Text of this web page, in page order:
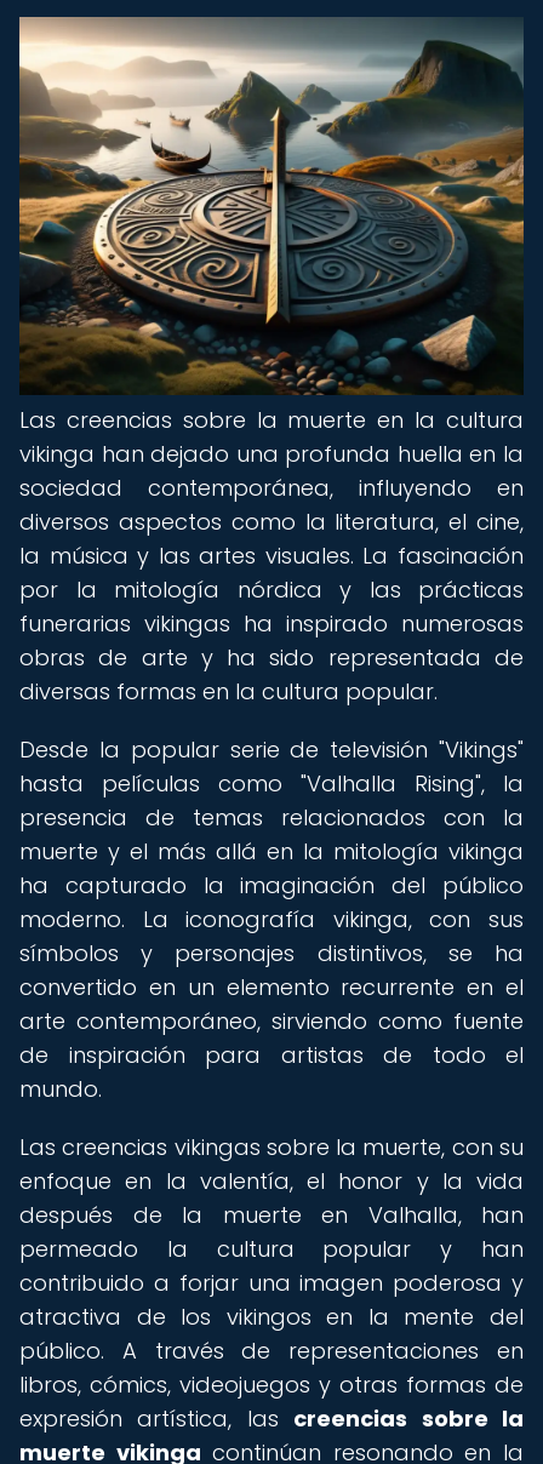
Las creencias sobre la muerte en la cultura
vikinga han dejado una profunda huella en la
sociedad contemporánea, influyendo en
diversos aspectos como la literatura, el cine,
la música y las artes visuales. La fascinación
por la mitología nórdica y las prácticas
funerarias vikingas ha inspirado numerosas
obras de arte y ha sido representada de
diversas formas en la cultura popular.
Desde la popular serie de televisión "Vikings"
hasta películas como "Valhalla Rising", la
presencia de temas relacionados con la
muerte y el más allá en la mitología vikinga
ha capturado la imaginación del público
moderno. La iconografía vikinga, con sus
símbolos y personajes distintivos, se ha
convertido en un elemento recurrente en el
arte contemporáneo, sirviendo como fuente
de inspiración para artistas de todo el
mundo.
Las creencias vikingas sobre la muerte, con su
enfoque en la valentía, el honor y la vida
después de la muerte en Valhalla, han
permeado la cultura popular y han
contribuido a forjar una imagen poderosa y
atractiva de los vikingos en la mente del
público. A través de representaciones en
libros, cómics, videojuegos y otras formas de
expresión artística, las creencias sobre la
muerte vikinga continúan resonando en la